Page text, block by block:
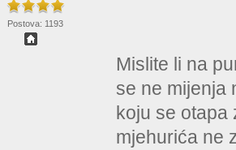
Postova: 1193
Mislite li na
se ne mijenja
koju se otapa
mjehurića ne